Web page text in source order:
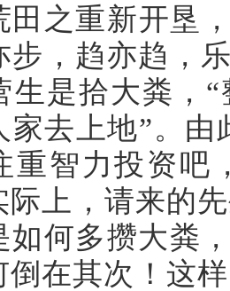
田之重新开垦
步，趋亦趋，
生是拾大粪，
家去上地”。
重智力投资吧
际上，请来的
如何多攒大粪
倒在其次！这